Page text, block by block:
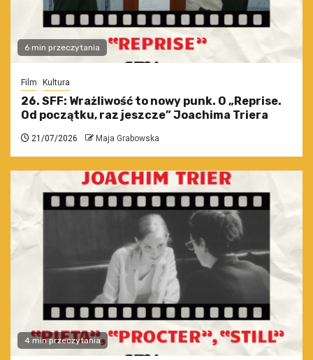
6 min przeczytania
Film Kultura
26. SFF: Wrażliwość to nowy punk. O „Reprise.
Od początku, raz jeszcze” Joachima Triera
21/07/2026 Maja Grabowska
4 min przeczytania